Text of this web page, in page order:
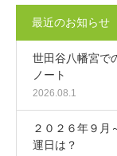
最近のお知らせ
世田谷八幡宮で
ノート
2026.08.1
２０２６年９月
運日は？